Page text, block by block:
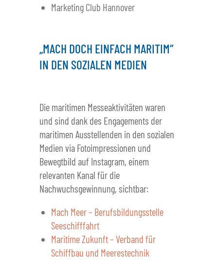
Marketing Club Hannover
„MACH DOCH EINFACH MARITIM“
IN DEN SOZIALEN MEDIEN
Die maritimen Messeaktivitäten waren
und sind dank des Engagements der
maritimen Ausstellenden in den sozialen
Medien via Fotoimpressionen und
Bewegtbild auf Instagram, einem
relevanten Kanal für die
Nachwuchsgewinnung, sichtbar:
Mach Meer – Berufsbildungsstelle
Seeschifffahrt
Maritime Zukunft – Verband für
Schiffbau und Meerestechnik